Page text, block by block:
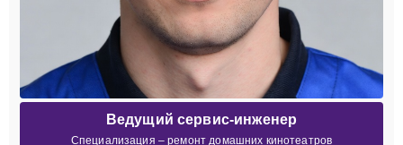
Ведущий сервис-инженер
Специализация – ремонт домашних кинотеатров